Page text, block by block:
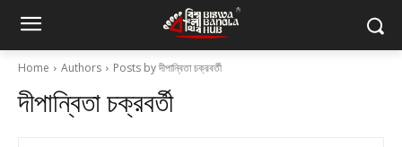
Home Authors Posts by দীপান্বিতা চক্রবর্তী
দীপান্বিতা চক্রবর্তী